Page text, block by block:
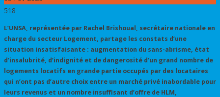
518
L’UNSA, représentée par Rachel Brishoual, secrétaire nationale en
charge du secteur Logement, partage les constats d’une
situation insatisfaisante : augmentation du sans-abrisme, état
d’insalubrité, d’indignité et de dangerosité d’un grand nombre de
logements locatifs en grande partie occupés par des locataires
qui n’ont pas d’autre choix entre un marché privé inabordable pour
leurs revenus et un nombre insuffisant d’offre de HLM,